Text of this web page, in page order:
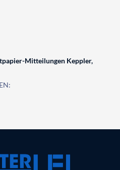
Mitteilungen Keppler,